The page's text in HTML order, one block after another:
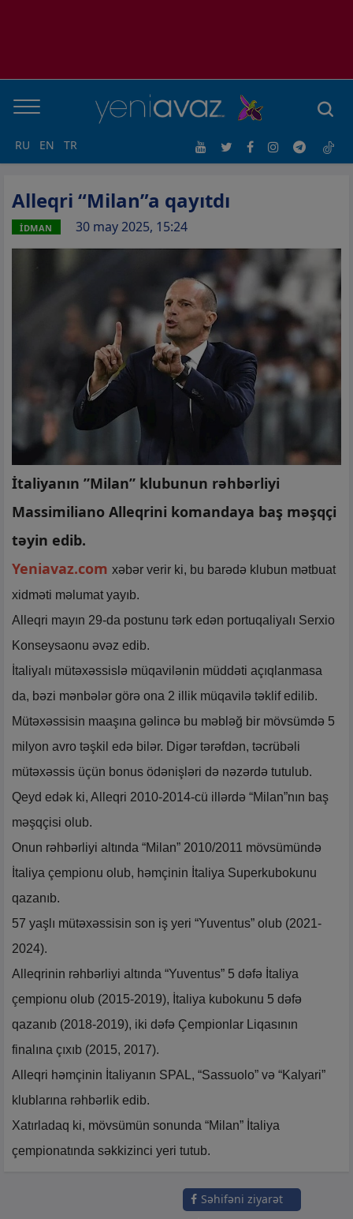
RU EN TR
Alleqri “Milan”a qayıtdı
İDMAN 30 may 2025, 15:24
İtaliyanın ”Milan” klubunun rəhbərliyi
Massimiliano Alleqrini komandaya baş məşqçi
təyin edib.
Yeniavaz.com xəbər verir ki, bu barədə klubun mətbuat
xidməti məlumat yayıb.
Alleqri mayın 29-da postunu tərk edən portuqaliyalı Serxio
Konseysaonu əvəz edib.
İtaliyalı mütəxəssislə müqavilənin müddəti açıqlanmasa
da, bəzi mənbələr görə ona 2 illik müqavilə təklif edilib.
Mütəxəssisin maaşına gəlincə bu məbləğ bir mövsümdə 5
milyon avro təşkil edə bilər. Digər tərəfdən, təcrübəli
mütəxəssis üçün bonus ödənişləri də nəzərdə tutulub.
Qeyd edək ki, Alleqri 2010-2014-cü illərdə “Milan”nın baş
məşqçisi olub.
Onun rəhbərliyi altında “Milan” 2010/2011 mövsümündə
İtaliya çempionu olub, həmçinin İtaliya Superkubokunu
qazanıb.
57 yaşlı mütəxəssisin son iş yeri “Yuventus” olub (2021-
2024).
Alleqrinin rəhbərliyi altında “Yuventus” 5 dəfə İtaliya
çempionu olub (2015-2019), İtaliya kubokunu 5 dəfə
qazanıb (2018-2019), iki dəfə Çempionlar Liqasının
finalına çıxıb (2015, 2017).
Alleqri həmçinin İtaliyanın SPAL, “Sassuolo” və “Kalyari”
klublarına rəhbərlik edib.
Xatırladaq ki, mövsümün sonunda “Milan” İtaliya
çempionatında səkkizinci yeri tutub.
Səhifəni ziyarət